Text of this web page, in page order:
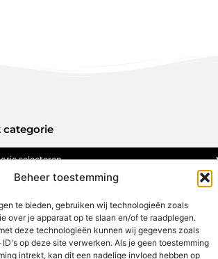
Beheer toestemming
te bieden, gebruiken wij technologieën zoals
over je apparaat op te slaan en/of te raadplegen.
deze technologieën kunnen wij gegevens zoals
op deze site verwerken. Als je geen toestemming
intrekt, kan dit een nadelige invloed hebben op
categorie